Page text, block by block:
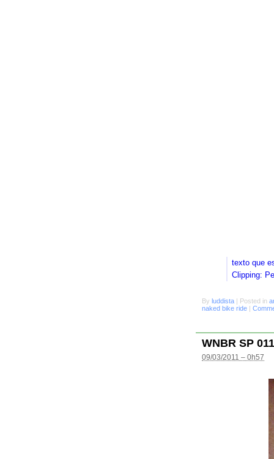
texto que
Clipping:
By luddista | Posted in
naked bike ride |
WNBR SP 011
09/03/2011 – 0h57